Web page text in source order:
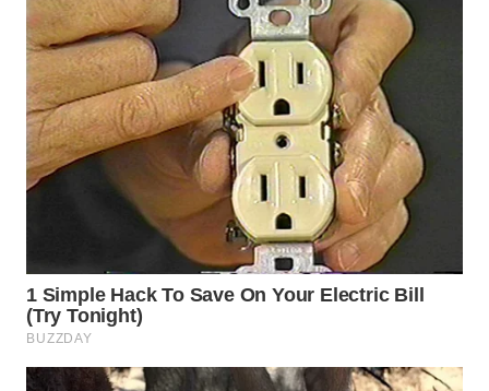
CO ID
WAHANANEWS
NET
WAHANA
WAHANA
SELEB